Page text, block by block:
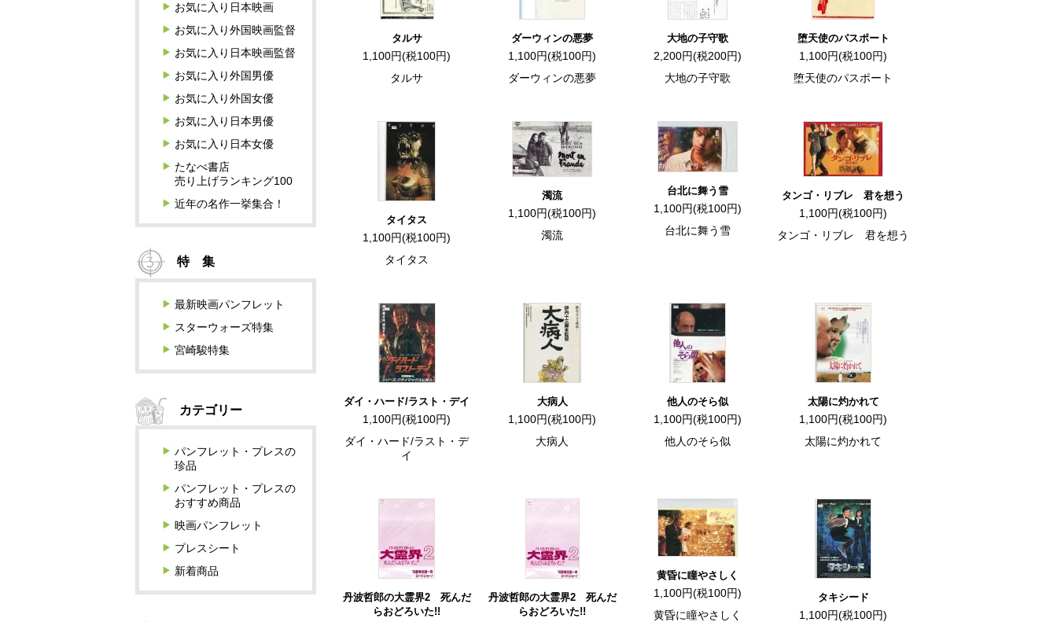
タルサ
1,100円(税100円)
タルサ
ダーウィンの悪夢
1,100円(税100円)
ダーウィンの悪夢
大地の子守歌
2,200円(税200円)
大地の子守歌
堕天使のパスポート
1,100円(税100円)
堕天使のパスポート
タイタス
1,100円(税100円)
タイタス
濁流
1,100円(税100円)
濁流
台北に舞う雪
1,100円(税100円)
台北に舞う雪
タンゴ・リブレ 君を想う
1,100円(税100円)
タンゴ・リブレ 君を想う
ダイ・ハード/ラスト・デイ
1,100円(税100円)
ダイ・ハード/ラスト・デ
イ
大病人
1,100円(税100円)
大病人
他人のそら似
1,100円(税100円)
他人のそら似
太陽に灼かれて
1,100円(税100円)
太陽に灼かれて
丹波哲郎の大霊界2 死んだ
らおどろいた!!
丹波哲郎の大霊界2 死んだ
らおどろいた!!
黄昏に瞳やさしく
1,100円(税100円)
黄昏に瞳やさしく
タキシード
1,100円(税100円)
お気に入り日本映画
お気に入り外国映画監督
お気に入り日本映画監督
お気に入り外国男優
お気に入り外国女優
お気に入り日本男優
お気に入り日本女優
たなべ書店
売り上げランキング100
近年の名作一挙集合！
特 集
最新映画パンフレット
スターウォーズ特集
宮崎駿特集
カテゴリー
パンフレット・プレスの
珍品
パンフレット・プレスの
おすすめ商品
映画パンフレット
プレスシート
新着商品